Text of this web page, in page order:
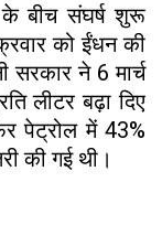
के बीच संघर्ष शुरू
को ईंधन की
सरकार ने 6 मार्च
लीटर बढ़ा दिए
पेट्रोल में 43%
की गई थी।